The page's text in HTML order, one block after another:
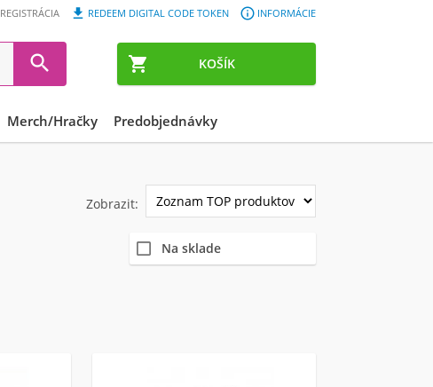
 KOŠÍK
 INFORMÁCIE
 REDEEM DIGITAL CODE TOKEN
REGISTRÁCIA

Merch/Hračky Predobjednávky
Zobrazit:
Na sklade